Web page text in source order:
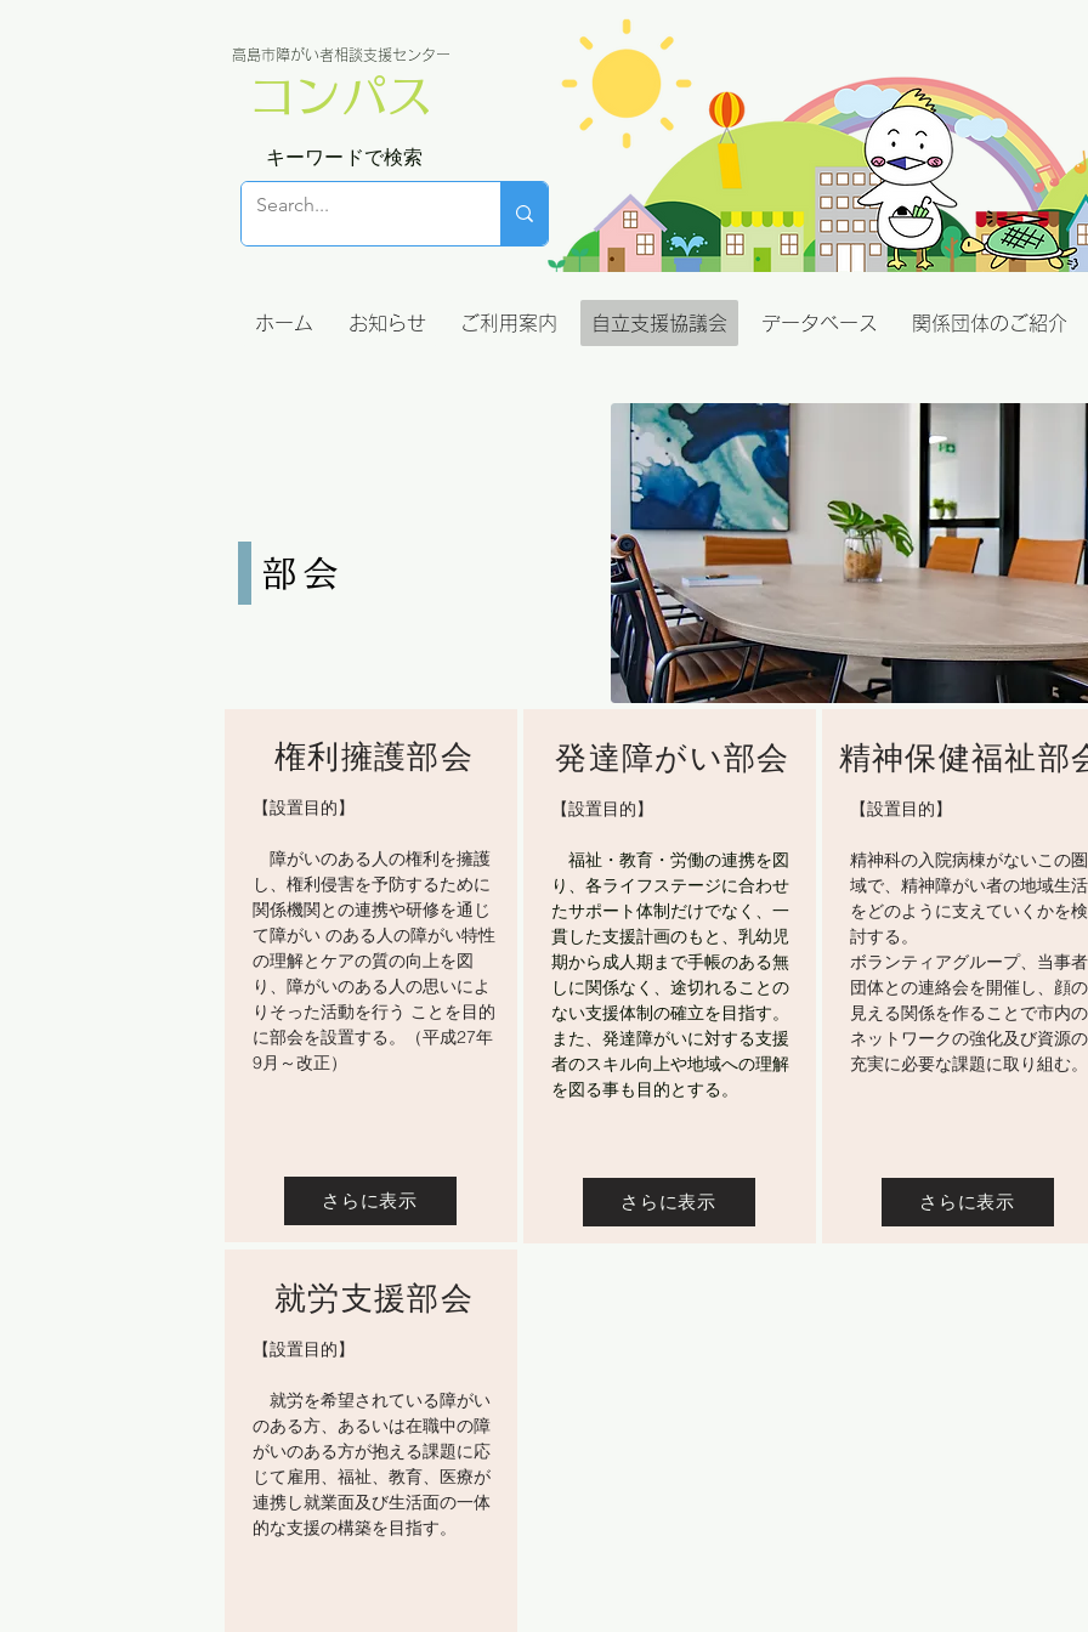
高島市障がい者相談支援センター
コンパス
キーワードで検索
ホーム お知らせ ご利用案内 自立支援協議会 データベース 関係団体のご紹介
部会
権利擁護部会
【設置目的】
障がいのある人の権利を擁護
し、権利侵害を予防するために
関係機関との連携や研修を通じ
て障がい のある人の障がい特性
の理解とケアの質の向上を図
り、障がいのある人の思いによ
りそった活動を行う ことを目的
に部会を設置する。（平成27年
9月～改正）
さらに表示
発達障がい部会
【設置目的】
福祉・教育・労働の連携を図
り、各ライフステージに合わせ
たサポート体制だけでなく、一
貫した支援計画のもと、乳幼児
期から成人期まで手帳のある無
しに関係なく、途切れることの
ない支援体制の確立を目指す。
また、発達障がいに対する支援
者のスキル向上や地域への理解
を図る事も目的とする。
さらに表示
精神保健福祉部
【設置目的】
精神科の入院病棟がないこの圏
域で、精神障がい者の地域生活
をどのように支えていくかを検
討する。
ボランティアグループ、当事者
団体との連絡会を開催し、顔の
見える関係を作ることで市内の
ネットワークの強化及び資源の
充実に必要な課題に取り組む。
さらに表示
就労支援部会
【設置目的】
就労を希望されている障がい
のある方、あるいは在職中の障
がいのある方が抱える課題に応
じて雇用、福祉、教育、医療が
連携し就業面及び生活面の一体
的な支援の構築を目指す。